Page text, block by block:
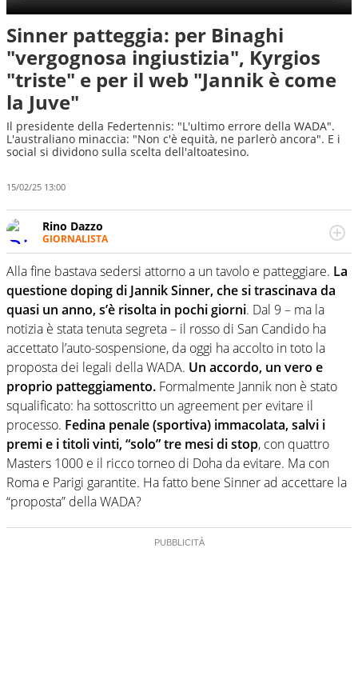
Sinner patteggia: per Binaghi
"vergognosa ingiustizia", Kyrgios
"triste" e per il web "Jannik è come
la Juve"
Il presidente della Federtennis: "L'ultimo errore della WADA".
L'australiano minaccia: "Non c'è equità, ne parlerò ancora". E i
social si dividono sulla scelta dell'altoatesino.
15/02/25 13:00
Rino Dazzo
GIORNALISTA
Se mai ci fosse modo di traslare il glossario del calcio in
una nicchia di esperti, lui ne farebbe parte. Non si perde
una svista arbitrale né gli umori social del mondo delle
curve
Alla fine bastava sedersi attorno a un tavolo e patteggiare. La
questione doping di Jannik Sinner, che si trascinava da
quasi un anno, s’è risolta in pochi giorni. Dal 9 – ma la
notizia è stata tenuta segreta – il rosso di San Candido ha
accettato l’auto-sospensione, da oggi ha accolto in toto la
proposta dei legali della WADA. Un accordo, un vero e
proprio patteggiamento. Formalmente Jannik non è stato
squalificato: ha sottoscritto un agreement per evitare il
processo. Fedina penale (sportiva) immacolata, salvi i
premi e i titoli vinti, “solo” tre mesi di stop, con quattro
Masters 1000 e il ricco torneo di Doha da evitare. Ma con
Roma e Parigi garantite. Ha fatto bene Sinner ad accettare la
“proposta” della WADA?